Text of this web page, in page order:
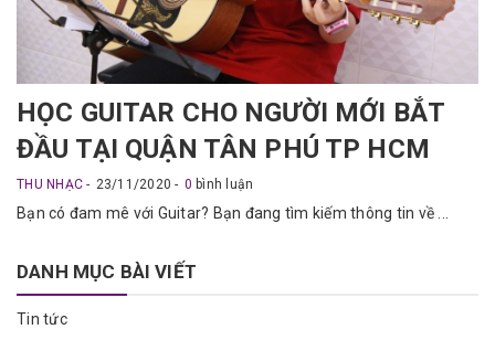
HỌC GUITAR CHO NGƯỜI MỚI BẮT
ĐẦU TẠI QUẬN TÂN PHÚ TP HCM
THU NHẠC 23/11/2020 0 bình luận
Bạn có đam mê với Guitar? Bạn đang tìm kiếm thông tin về ...
DANH MỤC BÀI VIẾT
Tin tức